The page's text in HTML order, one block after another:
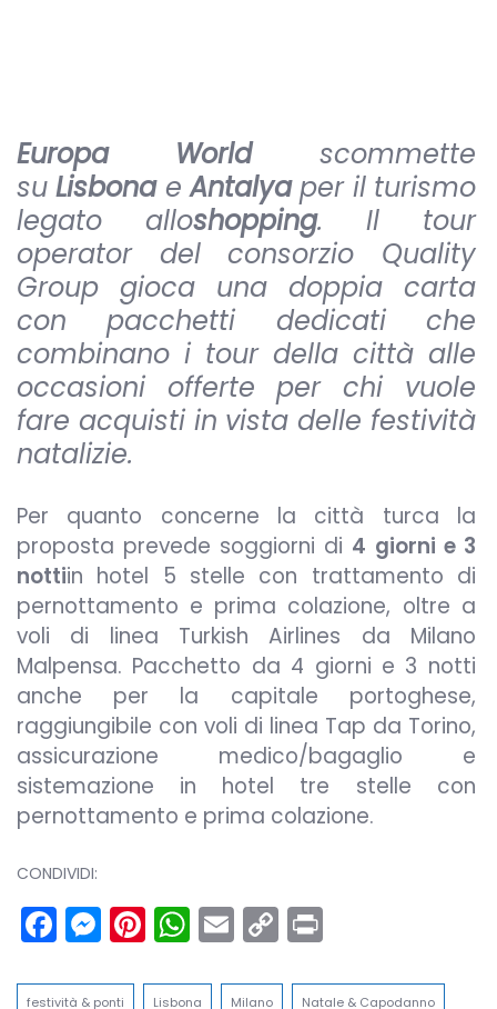
Europa Worldscommette
suLisbonaeAntalyaper il turismo
legato alloshopping. Il tour
operator del consorzio Quality
Group gioca una doppia carta
con pacchetti dedicati che
combinano i tour della città alle
occasioni offerte per chi vuole
fare acquisti in vista delle festività
natalizie.
Per quanto concerne la città turca la
proposta prevede soggiorni di 4 giorni e 3
nottiin hotel 5 stelle con trattamento di
pernottamento e prima colazione, oltre a
voli di linea Turkish Airlines da Milano
Malpensa. Pacchetto da 4 giorni e 3 notti
anche per la capitale portoghese,
raggiungibile con voli di linea Tap da Torino,
assicurazione medico/bagaglio e
sistemazione in hotel tre stelle con
pernottamento e prima colazione.
CONDIVIDI:
Facebook
Messenger
Pinterest
WhatsApp
Email
Copy
festività & ponti Lisbona Milano Natale & Capodanno